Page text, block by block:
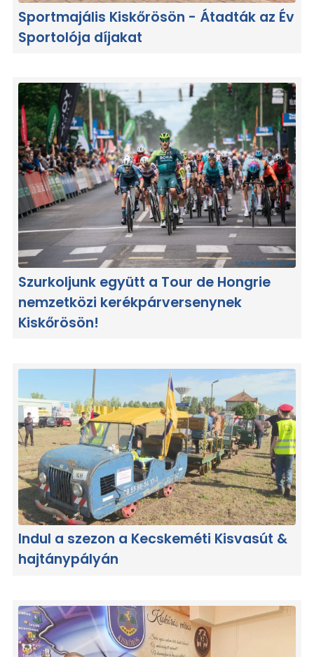
Sportmajális Kiskőrösön - Átadták az Év
Sportolója díjakat
Szurkoljunk együtt a Tour de Hongrie
nemzetközi kerékpárversenynek
Kiskőrösön!
Indul a szezon a Kecskeméti Kisvasút &
hajtánypályán